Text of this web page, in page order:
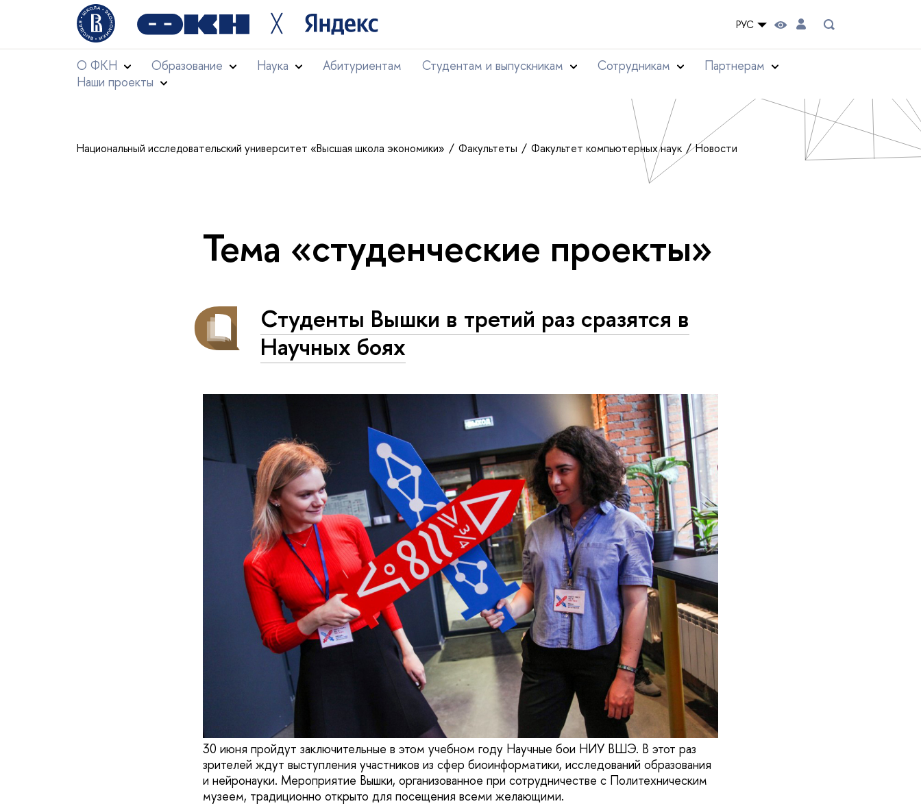
╳ РУС
О ФКН Образование Наука Абитуриентам Студентам и выпускникам Сотрудникам
Партнерам
Наши проекты
Национальный исследовательский университет «Высшая школа экономики» Факультеты Факультет компьютерных наук Новости
Тема «студенческие проекты»
Студенты Вышки в третий раз сразятся в
Научных боях
30 июня пройдут заключительные в этом учебном году Научные бои НИУ ВШЭ. В этот раз
зрителей ждут выступления участников из сфер биоинформатики, исследований образования
и нейронауки. Мероприятие Вышки, организованное при сотрудничестве с Политехническим
музеем, традиционно открыто для посещения всеми желающими.